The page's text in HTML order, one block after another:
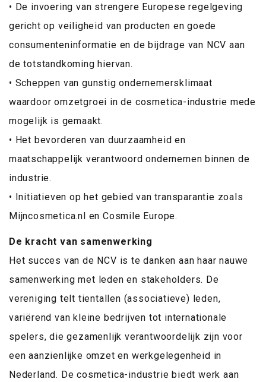
• De invoering van strengere Europese regelgeving
gericht op veiligheid van producten en goede
consumenteninformatie en de bijdrage van NCV aan
de totstandkoming hiervan.
• Scheppen van gunstig ondernemersklimaat
waardoor omzetgroei in de cosmetica-industrie mede
mogelijk is gemaakt.
• Het bevorderen van duurzaamheid en
maatschappelijk verantwoord ondernemen binnen de
industrie.
• Initiatieven op het gebied van transparantie zoals
Mijncosmetica.nl en Cosmile Europe.
De kracht van samenwerking
Het succes van de NCV is te danken aan haar nauwe
samenwerking met leden en stakeholders. De
vereniging telt tientallen (associatieve) leden,
variërend van kleine bedrijven tot internationale
spelers, die gezamenlijk verantwoordelijk zijn voor
een aanzienlijke omzet en werkgelegenheid in
Nederland. De cosmetica-industrie biedt werk aan